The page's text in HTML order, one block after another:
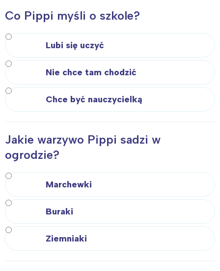
Co Pippi myśli o szkole?
Lubi się uczyć
Nie chce tam chodzić
Chce być nauczycielką
Jakie warzywo Pippi sadzi w
ogrodzie?
Marchewki
Buraki
Ziemniaki
Łódź
Trójmiasto
Poznań
Wrocław
Kraków
Południe
Wszystkie
Wybieram